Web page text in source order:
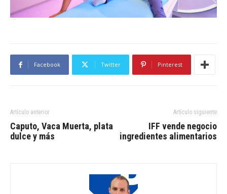
Facebook Twitter Pinterest
Artículo anterior
Caputo, Vaca Muerta, plata
dulce y más
Artículo siguiente
IFF vende negocio
ingredientes alimentarios